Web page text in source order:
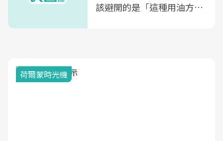
該避開的是「這種用油方
荷爾蒙時光機